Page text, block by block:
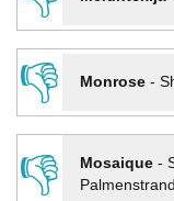
👎
Monrose-
👎
Mosaique-
Palmenstrand